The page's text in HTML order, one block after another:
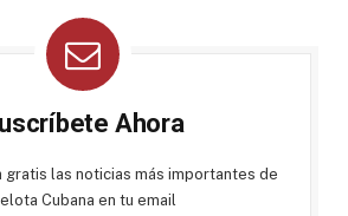
Ahora
gratis las noticias más importantes de
Cubana en tu email